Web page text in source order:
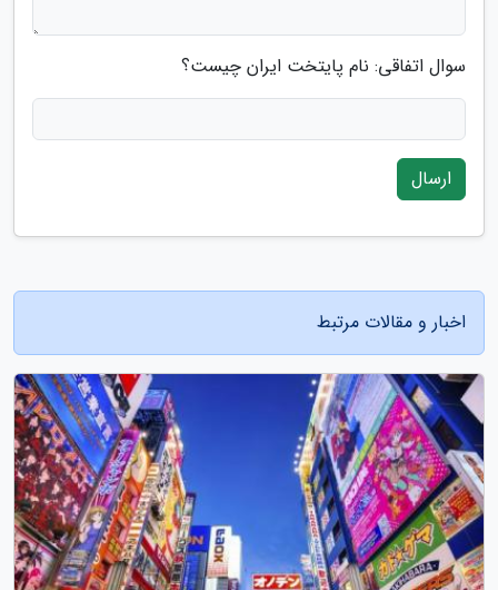
سوال اتفاقی: نام پایتخت ایران چیست؟
ارسال
اخبار و مقالات مرتبط